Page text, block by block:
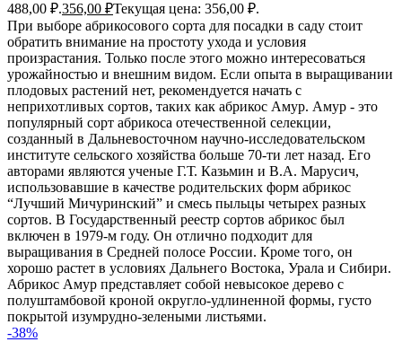
488,00 ₽.356,00 ₽Текущая цена: 356,00 ₽.
При выборе абрикосового сорта для посадки в саду стоит
обратить внимание на простоту ухода и условия
произрастания. Только после этого можно интересоваться
урожайностью и внешним видом. Если опыта в выращивании
плодовых растений нет, рекомендуется начать с
неприхотливых сортов, таких как абрикос Амур. Амур - это
популярный сорт абрикоса отечественной селекции,
созданный в Дальневосточном научно-исследовательском
институте сельского хозяйства больше 70-ти лет назад. Его
авторами являются ученые Г.Т. Казьмин и В.А. Марусич,
использовавшие в качестве родительских форм абрикос
“Лучший Мичуринский” и смесь пыльцы четырех разных
сортов. В Государственный реестр сортов абрикос был
включен в 1979-м году. Он отлично подходит для
выращивания в Средней полосе России. Кроме того, он
хорошо растет в условиях Дальнего Востока, Урала и Сибири.
Абрикос Амур представляет собой невысокое дерево с
полуштамбовой кроной округло-удлиненной формы, густо
покрытой изумрудно-зелеными листьями.
-38%